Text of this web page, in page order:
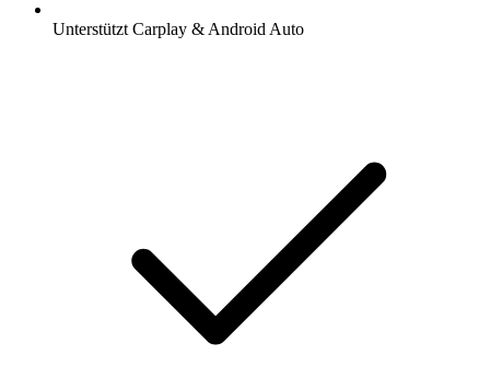
Unterstützt Carplay & Android Auto